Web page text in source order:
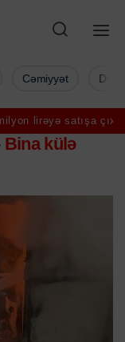
satışa çıxarıldı -
Cəmiyyət
Bina külə